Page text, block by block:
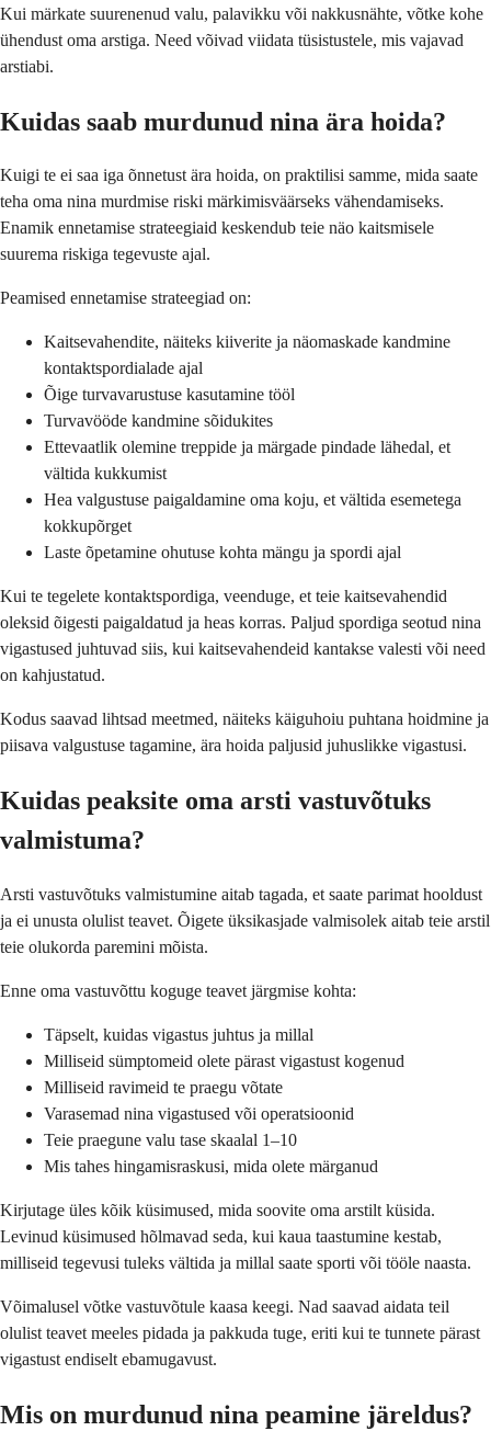
Kui märkate suurenenud valu, palavikku või nakkusnähte, võtke kohe
ühendust oma arstiga. Need võivad viidata tüsistustele, mis vajavad
arstiabi.
Kuidas saab murdunud nina ära hoida?
Kuigi te ei saa iga õnnetust ära hoida, on praktilisi samme, mida saate
teha oma nina murdmise riski märkimisväärseks vähendamiseks.
Enamik ennetamise strateegiaid keskendub teie näo kaitsmisele
suurema riskiga tegevuste ajal.
Peamised ennetamise strateegiad on:
Kaitsevahendite, näiteks kiiverite ja näomaskade kandmine
kontaktspordialade ajal
Õige turvavarustuse kasutamine tööl
Turvavööde kandmine sõidukites
Ettevaatlik olemine treppide ja märgade pindade lähedal, et
vältida kukkumist
Hea valgustuse paigaldamine oma koju, et vältida esemetega
kokkupõrget
Laste õpetamine ohutuse kohta mängu ja spordi ajal
Kui te tegelete kontaktspordiga, veenduge, et teie kaitsevahendid
oleksid õigesti paigaldatud ja heas korras. Paljud spordiga seotud nina
vigastused juhtuvad siis, kui kaitsevahendeid kantakse valesti või need
on kahjustatud.
Kodus saavad lihtsad meetmed, näiteks käiguhoiu puhtana hoidmine ja
piisava valgustuse tagamine, ära hoida paljusid juhuslikke vigastusi.
Kuidas peaksite oma arsti vastuvõtuks
valmistuma?
Arsti vastuvõtuks valmistumine aitab tagada, et saate parimat hooldust
ja ei unusta olulist teavet. Õigete üksikasjade valmisolek aitab teie arstil
teie olukorda paremini mõista.
Enne oma vastuvõttu koguge teavet järgmise kohta:
Täpselt, kuidas vigastus juhtus ja millal
Milliseid sümptomeid olete pärast vigastust kogenud
Milliseid ravimeid te praegu võtate
Varasemad nina vigastused või operatsioonid
Teie praegune valu tase skaalal 1–10
Mis tahes hingamisraskusi, mida olete märganud
Kirjutage üles kõik küsimused, mida soovite oma arstilt küsida.
Levinud küsimused hõlmavad seda, kui kaua taastumine kestab,
milliseid tegevusi tuleks vältida ja millal saate sporti või tööle naasta.
Võimalusel võtke vastuvõtule kaasa keegi. Nad saavad aidata teil
olulist teavet meeles pidada ja pakkuda tuge, eriti kui te tunnete pärast
vigastust endiselt ebamugavust.
Mis on murdunud nina peamine järeldus?